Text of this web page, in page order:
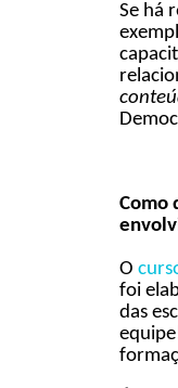
Se há
Como
O
foi
das